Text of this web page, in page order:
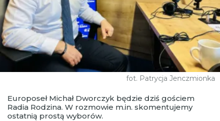
fot. Patrycja Jenczmionka
Europoseł Michał Dworczyk będzie dziś gościem
Radia Rodzina. W rozmowie m.in. skomentujemy
ostatnią prostą wyborów.